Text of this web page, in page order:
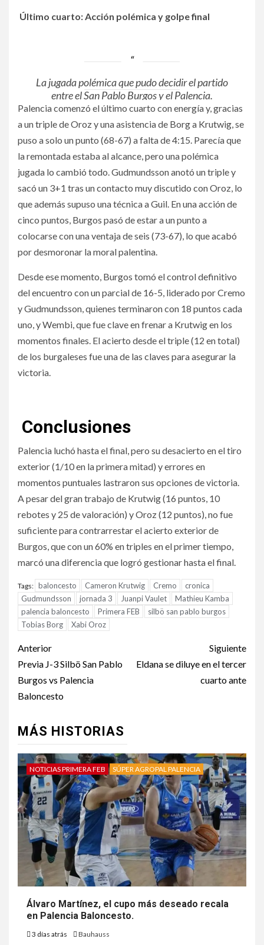
Último cuarto: Acción polémica y golpe final
La jugada polémica que pudo decidir el partido
entre el San Pablo Burgos y el Palencia.
Se pitó 3+1
¿Hay invasión del cilindro?
Penalti y expulsión Rafa.
pic.twitter.com/2uuIwKB3qD
— Magna Brush (@MagnaBrush)October 13, 2024
Palencia comenzó el último cuarto con energía y, gracias
a un triple de Oroz y una asistencia de Borg a Krutwig, se
puso a solo un punto (68-67) a falta de 4:15. Parecía que
la remontada estaba al alcance, pero una polémica
jugada lo cambió todo. Gudmundsson anotó un triple y
sacó un 3+1 tras un contacto muy discutido con Oroz, lo
que además supuso una técnica a Guil. En una acción de
cinco puntos, Burgos pasó de estar a un punto a
colocarse con una ventaja de seis (73-67), lo que acabó
por desmoronar la moral palentina.
Desde ese momento, Burgos tomó el control definitivo
del encuentro con un parcial de 16-5, liderado por Cremo
y Gudmundsson, quienes terminaron con 18 puntos cada
uno, y Wembi, que fue clave en frenar a Krutwig en los
momentos finales. El acierto desde el triple (12 en total)
de los burgaleses fue una de las claves para asegurar la
victoria.
Conclusiones
Palencia luchó hasta el final, pero su desacierto en el tiro
exterior (1/10 en la primera mitad) y errores en
momentos puntuales lastraron sus opciones de victoria.
A pesar del gran trabajo de Krutwig (16 puntos, 10
rebotes y 25 de valoración) y Oroz (12 puntos), no fue
suficiente para contrarrestar el acierto exterior de
Burgos, que con un 60% en triples en el primer tiempo,
marcó una diferencia que logró gestionar hasta el final.
Tags: baloncesto Cameron Krutwig Cremo
cronica
Gudmundsson
jornada 3 Juanpi Vaulet
Mathieu Kamba
palencia baloncesto
Primera FEB
silbö san pablo burgos
Tobias Borg
Xabi Oroz
Anterior
Previa J-3 Silbö San Pablo
Burgos vs Palencia
Baloncesto
Siguiente
Eldana se diluye en el tercer
cuarto ante
MÁS HISTORIAS
NOTICIAS PRIMERA FEB SÚPER AGROPAL PALENCIA
Álvaro Martínez, el cupo más deseado recala
en Palencia Baloncesto.
3 días atrás Bauhauss